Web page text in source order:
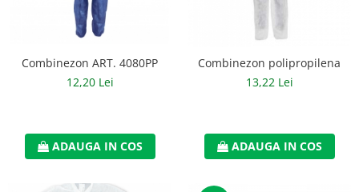
Pantofi de protectie
Bocanci de protectie
Cizme de protectie
Combinezon ART. 4080PP
12,20 Lei
ADAUGA IN COS
Combinezon polipropilena
13,22 Lei
ADAUGA IN COS